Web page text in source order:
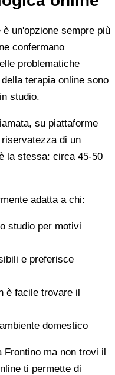
un'opzione sempre più
confermano
problematiche
terapia online sono
studio.
su piattaforme
di un
la stessa: circa 45-50
adatta a chi:
studio per motivi
e preferisce
è facile trovare il
domestico
Frontino ma non trovi il
ti permette di